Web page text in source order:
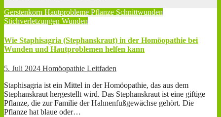
Gerstenkorn Hautprobleme Pflanze Schnittwunden
Stichverletzungen Wunden
Wie Staphisagria (Stephanskraut) in der Homöopathie bei
Wunden und Hautproblemen helfen kann
5. Juli 2024 Homöopathie Leitfaden
Staphisagria ist ein Mittel in der Homöopathie, das aus dem
Stephanskraut hergestellt wird. Das Stephanskraut ist eine giftige
Pflanze, die zur Familie der Hahnenfußgewächse gehört. Die
Pflanze hat blaue oder…